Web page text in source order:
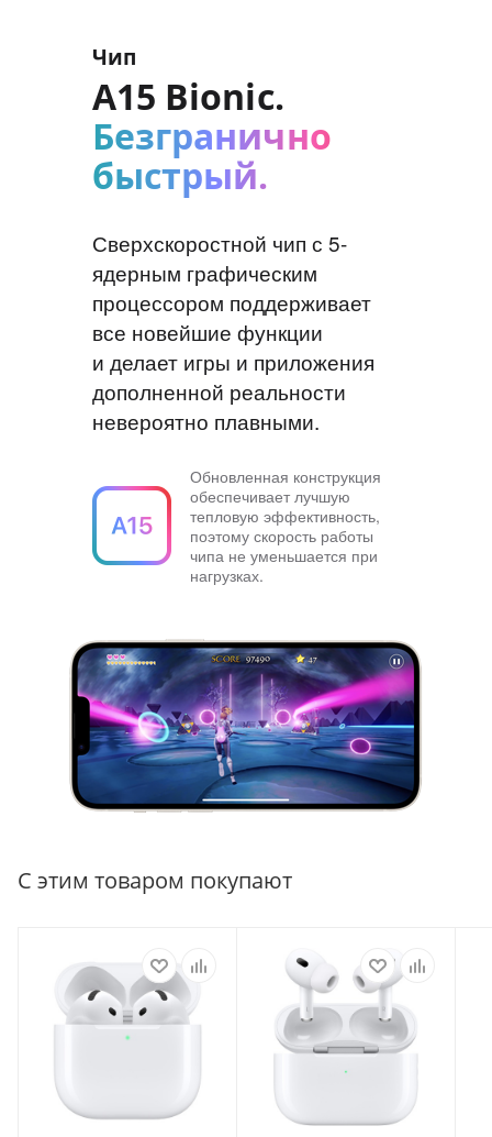
Чип
A15 Bionic.
Безгранично
быстрый.
Сверхскоростной чип с 5-
ядерным графическим
процессором поддерживает
все новейшие функции
и делает игры и приложения
дополненной реальности
невероятно плавными.
Обновленная конструкция
обеспечивает лучшую
тепловую эффективность,
поэтому скорость работы
чипа не уменьшается при
нагрузках.
С этим товаром покупают